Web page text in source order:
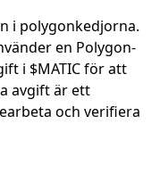
i polygonkedjorna.
en Polygon-
i $MATIC för att
avgift är ett
och verifiera